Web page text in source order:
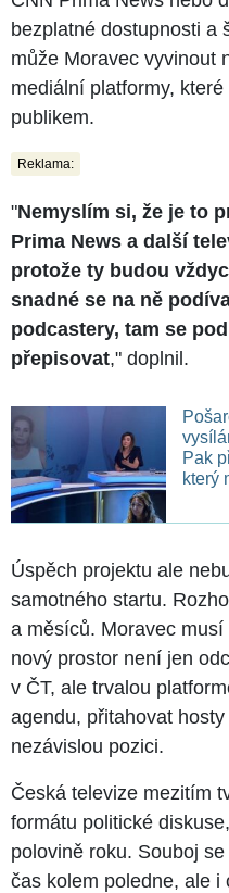
bezplatné dostupnosti a
může Moravec vyvinout
mediální platformy,
publikem.
Reklama:
"Nemyslím si, že je to
Prima News a další
protože ty budou
snadné se na ně
podcastery, tam se
přepisovat," doplnil.
Pak
který
Úspěch projektu ale
samotného startu.
a měsíců. Moravec
nový prostor není jen
v ČT, ale trvalou
agendu, přitahovat
nezávislou pozici.
Česká televize mezitím
formátu politické
polovině roku. Souboj
čas kolem poledne, ale